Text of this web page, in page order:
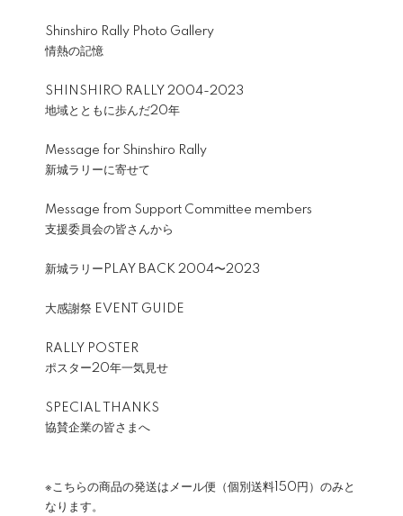
Shinshiro Rally Photo Gallery
情熱の記憶
SHINSHIRO RALLY 2004-2023
地域とともに歩んだ20年
Message for Shinshiro Rally
新城ラリーに寄せて
Message from Support Committee members
支援委員会の皆さんから
新城ラリーPLAY BACK 2004〜2023
大感謝祭 EVENT GUIDE
RALLY POSTER
ポスター20年一気見せ
SPECIAL THANKS
協賛企業の皆さまへ
※こちらの商品の発送はメール便（個別送料150円）のみと
なります。